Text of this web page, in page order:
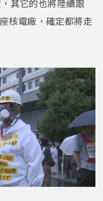
其它的也將陸續跟
核電廠，確定都將走